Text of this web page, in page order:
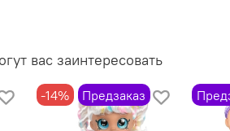
вас заинтересовать
-14% Предзаказ